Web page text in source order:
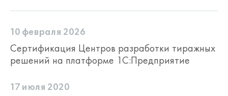
10 февраля 2026
Сертификация Центров разработки тиражных
решений на платформе 1С:Предприятие
17 июля 2020